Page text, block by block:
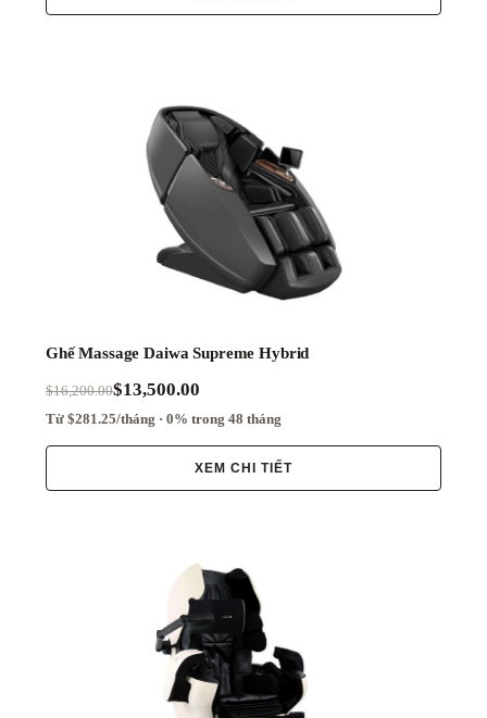
Ghế Massage Daiwa Supreme Hybrid
$16,200.00$13,500.00
Từ $281.25/tháng · 0% trong 48 tháng
XEM CHI TIẾT